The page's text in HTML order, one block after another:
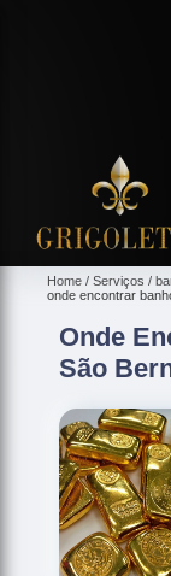
Home Serviços
onde encontrar
Onde
São